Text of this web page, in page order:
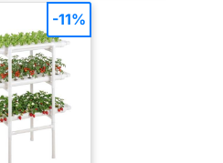
-11%